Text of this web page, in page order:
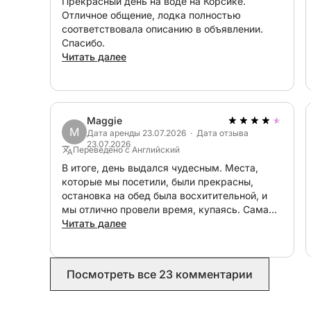
Доступные опции:
Seabob: 350 евро
Сапборд: 30 евро
Топливо не включено
Шкипер: 300 евро
Отличное общение, лодка полностью
соответствовала описанию в объявлении.
Спасибо.
Читать далее
M
Maggie
Дата аренды 23.07.2026 · Дата отзыва
23.07.2026
Переведено с Английский
В итоге, день выдался чудесным. Места,
которые мы посетили, были прекрасны,
остановка на обед была восхитительной, и
мы отлично провели время, купаясь. Сама
лодка тоже была потрясающей и в
шкипер был действительно очень добрым и
дружелюбным, но не особенно
Читать далее
Посмотреть все 23 комментарии